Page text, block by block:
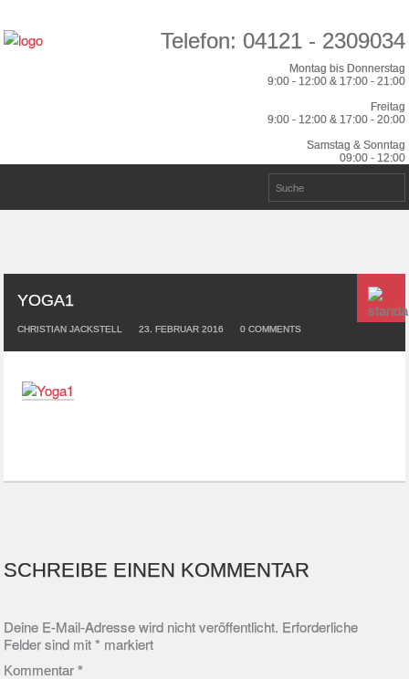
Telefon: 04121 - 2309034
Montag bis Donnerstag
9:00 - 12:00 & 17:00 - 21:00
Freitag
9:00 - 12:00 & 17:00 - 20:00
Samstag & Sonntag
09:00 - 12:00
YOGA1
CHRISTIAN JACKSTELL 23. FEBRUAR 2016 0 COMMENTS
SCHREIBE EINEN KOMMENTAR
Deine E-Mail-Adresse wird nicht veröffentlicht. Erforderliche
Felder sind mit* markiert
Kommentar*